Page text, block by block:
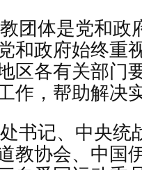
团体是党和政
和政府始终重
区各有关部门
作，帮助解决
书记、中央统
教协会、中国